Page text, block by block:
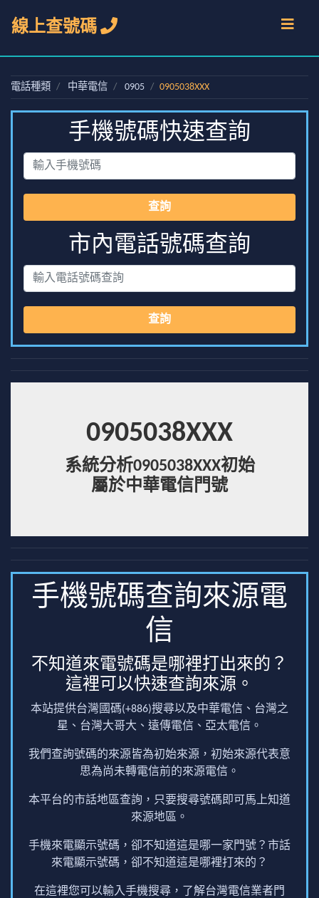
線上查號碼
電話種類 中華電信 0905 0905038XXX
手機號碼快速查詢
查詢
市內電話號碼查詢
查詢
0905038XXX
系統分析0905038XXX初始
屬於中華電信門號
手機號碼查詢來源電
信
不知道來電號碼是哪裡打出來的？
這裡可以快速查詢來源。
本站提供台灣國碼(+886)搜尋以及中華電信、台灣之
星、台灣大哥大、遠傳電信、亞太電信。
我們查詢號碼的來源皆為初始來源，初始來源代表意
思為尚未轉電信前的來源電信。
本平台的市話地區查詢，只要搜尋號碼即可馬上知道
來源地區。
手機來電顯示號碼，卻不知道這是哪一家門號？市話
來電顯示號碼，卻不知道這是哪裡打來的？
在這裡您可以輸入手機搜尋，了解台灣電信業者門